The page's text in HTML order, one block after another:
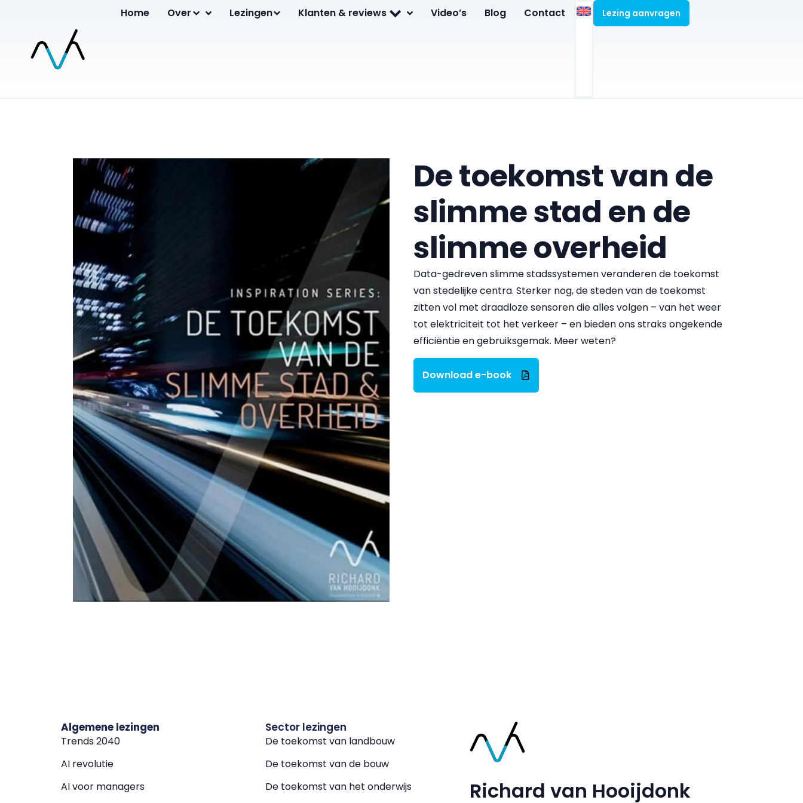
Home Over Lezingen Klanten & reviews Video’s Blog Contact Lezing aanvragen
De toekomst van de
slimme stad en de
slimme overheid
Data-gedreven slimme stadssystemen veranderen de toekomst
van stedelijke centra. Sterker nog, de steden van de toekomst
zitten vol met draadloze sensoren die alles volgen – van het weer
tot elektriciteit tot het verkeer – en bieden ons straks ongekende
efficiëntie en gebruiksgemak. Meer weten?
Download e-book
Algemene lezingen
Trends 2040
AI revolutie
AI voor managers
Sector lezingen
De toekomst van landbouw
De toekomst van de bouw
De toekomst van het onderwijs
Richard van Hooijdonk